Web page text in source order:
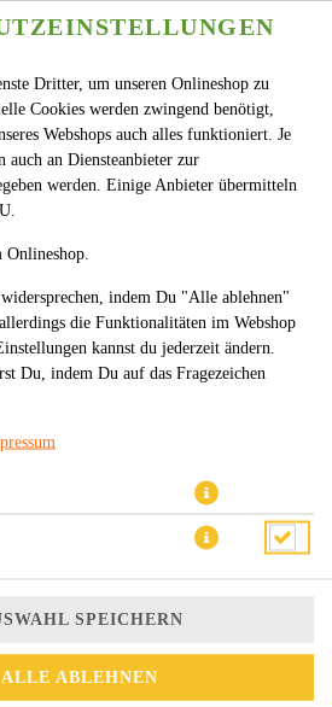
MIT CHOP SUEY-
SOSSE
Dritter, um unseren Onlineshop zu
Cookies werden zwingend benötigt,
Webshops auch alles funktioniert. Je
auch an Diensteanbieter zur
werden. Einige Anbieter übermitteln
indem Du "Alle ablehnen"
die Funktionalitäten im Webshop
kannst du jederzeit ändern.
Du, indem Du auf das Fragezeichen
SPEICHERN
ALLE ABLEHNEN